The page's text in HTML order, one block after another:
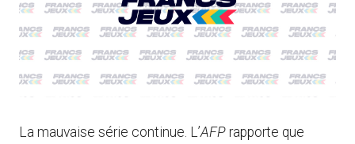
La mauvaise série continue. L’AFP rapporte que